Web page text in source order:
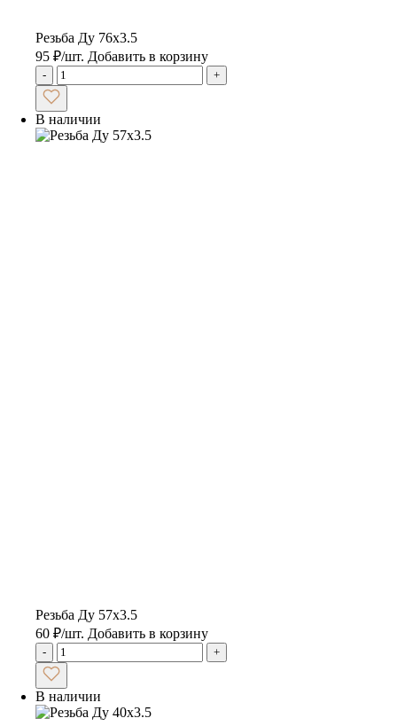
Резьба Ду 76х3.5
95 ₽/шт. Добавить в корзину
- +
В наличии
Резьба Ду 57х3.5
60 ₽/шт. Добавить в корзину
- +
В наличии